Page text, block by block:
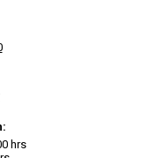
hrs